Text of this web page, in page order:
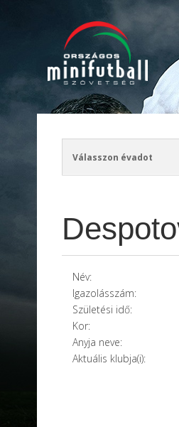
Név:
Igazolásszám:
Születési idő:
Kor:
Anyja neve:
Aktuális klubja(i):